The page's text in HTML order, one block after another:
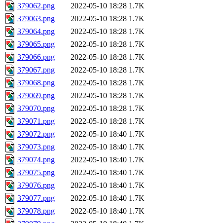
379062.png
2022-05-10 18:28 1.7K
379063.png
2022-05-10 18:28 1.7K
379064.png
2022-05-10 18:28 1.7K
379065.png
2022-05-10 18:28 1.7K
379066.png
2022-05-10 18:28 1.7K
379067.png
2022-05-10 18:28 1.7K
379068.png
2022-05-10 18:28 1.7K
379069.png
2022-05-10 18:28 1.7K
379070.png
2022-05-10 18:28 1.7K
379071.png
2022-05-10 18:28 1.7K
379072.png
2022-05-10 18:40 1.7K
379073.png
2022-05-10 18:40 1.7K
379074.png
2022-05-10 18:40 1.7K
379075.png
2022-05-10 18:40 1.7K
379076.png
2022-05-10 18:40 1.7K
379077.png
2022-05-10 18:40 1.7K
379078.png
2022-05-10 18:40 1.7K